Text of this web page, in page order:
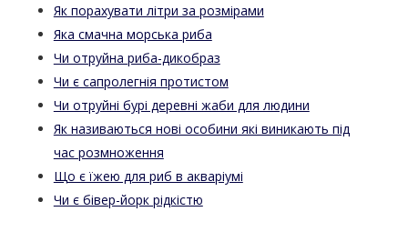
Як порахувати літри за розмірами
Яка смачна морська риба
Чи отруйна риба-дикобраз
Чи є сапролегнія протистом
Чи отруйні бурі деревні жаби для людини
Як називаються нові особини які виникають під
час розмноження
Що є їжею для риб в акваріумі
Чи є бівер-йорк рідкістю